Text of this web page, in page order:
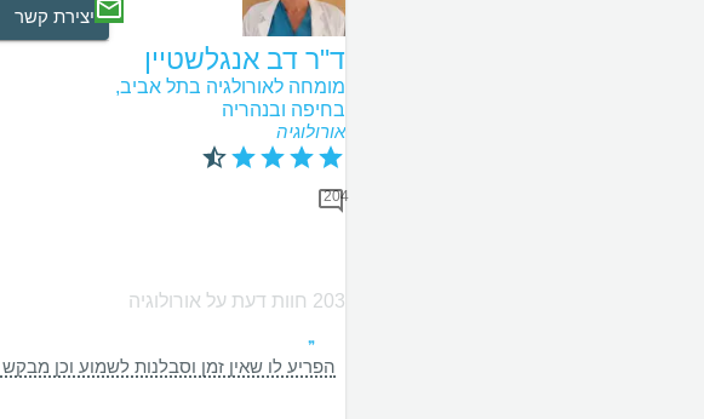
ד"ר דב אנגלשטיין
מומחה לאורולגיה בתל אביב,
בחיפה ובנהריה
אורולוגיה
204
203 חוות דעת על אורולוגיה
הפריע לו שאין זמן וסבלנות לשמוע וכן
יצירת קשר